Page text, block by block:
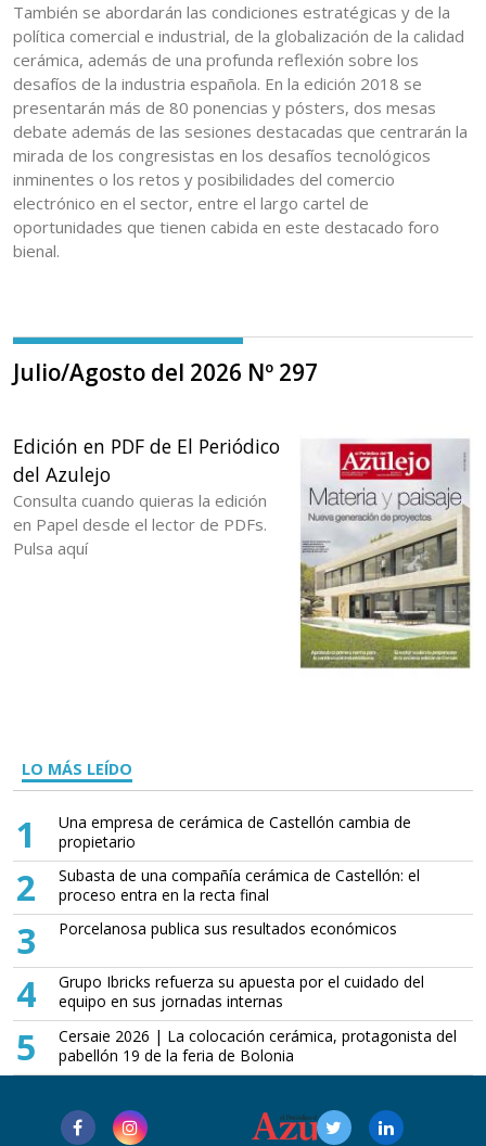
También se abordarán las condiciones estratégicas y de la
política comercial e industrial, de la globalización de la calidad
cerámica, además de una profunda reflexión sobre los
desafíos de la industria española. En la edición 2018 se
presentarán más de 80 ponencias y pósters, dos mesas
debate además de las sesiones destacadas que centrarán la
mirada de los congresistas en los desafíos tecnológicos
inminentes o los retos y posibilidades del comercio
electrónico en el sector, entre el largo cartel de
oportunidades que tienen cabida en este destacado foro
bienal.
Julio/Agosto del 2026 Nº 297
Edición en PDF de El Periódico
del Azulejo
Consulta cuando quieras la edición
en Papel desde el lector de PDFs.
Pulsa aquí
LO MÁS LEÍDO
1
Una empresa de cerámica de Castellón cambia de
propietario
2
Subasta de una compañía cerámica de Castellón: el
proceso entra en la recta final
3 Porcelanosa publica sus resultados económicos
4
Grupo Ibricks refuerza su apuesta por el cuidado del
equipo en sus jornadas internas
5
Cersaie 2026 | La colocación cerámica, protagonista del
pabellón 19 de la feria de Bolonia